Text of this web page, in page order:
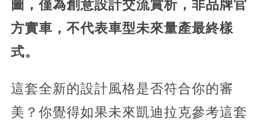
圖，僅為創意設計交流賞析，非品牌官
方實車，不代表車型未來量產最終樣
式。
這套全新的設計風格是否符合你的審
美？你覺得如果未來凱迪拉克參考這套